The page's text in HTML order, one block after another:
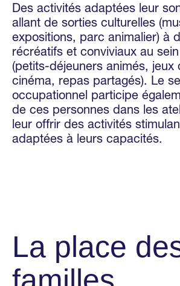
Des activités adaptées leur
allant de sorties culturelles
expositions, parc animalier) à
récréatifs et conviviaux au
(petits-déjeuners animés, jeux
cinéma, repas partagés). Le
occupationnel participe
de ces personnes dans les
leur offrir des activités
adaptées à leurs capacités.
La place